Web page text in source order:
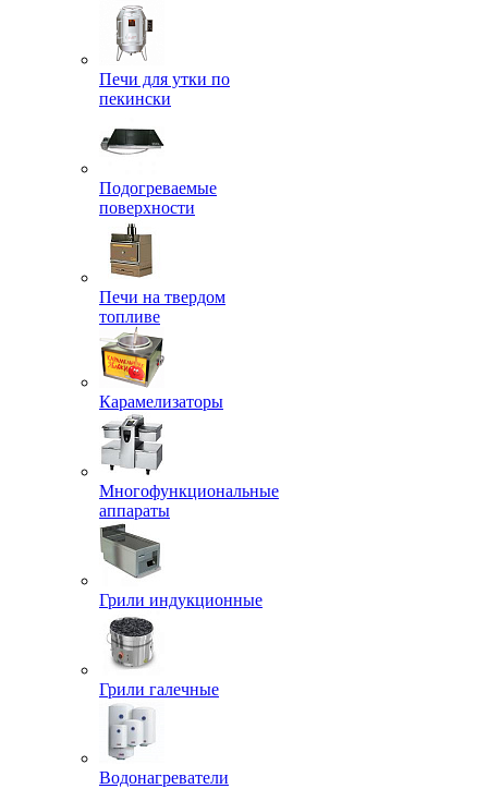
Печи для утки по
пекински
Подогреваемые
поверхности
Печи на твердом
топливе
Карамелизаторы
Многофункциональные
аппараты
Грили индукционные
Грили галечные
Водонагреватели